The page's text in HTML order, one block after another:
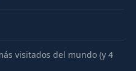
visitados del mundo (y 4